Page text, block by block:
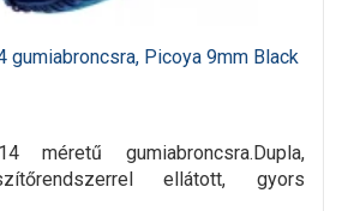
gumiabroncsra, Picoya 9mm Black
méretű gumiabroncsra.Dupla,
ellátott, gyors